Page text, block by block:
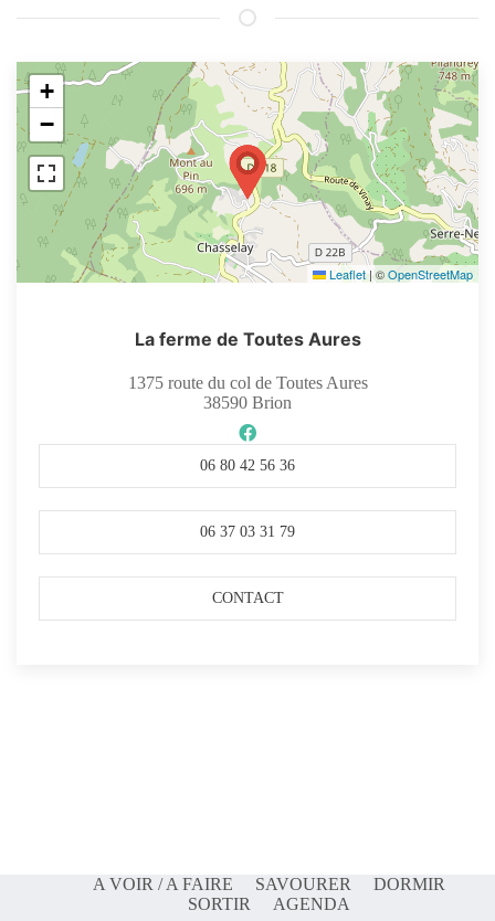
+
−
Leaflet|©OpenStreetMap
La ferme de Toutes Aures
1375 route du col de Toutes Aures
38590 Brion
06 80 42 56 36
06 37 03 31 79
CONTACT
A VOIR / A FAIRE SAVOURER
DORMIR
SORTIR
AGENDA